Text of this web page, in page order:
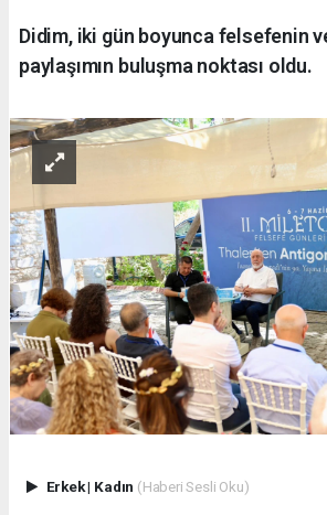
Didim, iki gün boyunca felsefenin
paylaşımın buluşma noktası oldu.
Erkek| Kadın (Haberi Sesli Oku)